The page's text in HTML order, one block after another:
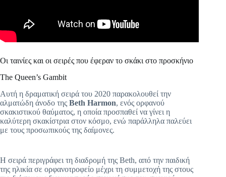
Οι ταινίες και οι σειρές που έφεραν το σκάκι στο προσκήνιο
The Queen’s Gambit
Αυτή η δραματική σειρά του 2020 παρακολουθεί την
αλματώδη άνοδο της Beth Harmon, ενός ορφανού
σκακιστικού θαύματος, η οποία προσπαθεί να γίνει η
καλύτερη σκακίστρια στον κόσμο, ενώ παράλληλα παλεύει
με τους προσωπικούς της δαίμονες.
Η σειρά περιγράφει τη διαδρομή της Beth, από την παιδική
της ηλικία σε ορφανοτροφείο μέχρι τη συμμετοχή της στους